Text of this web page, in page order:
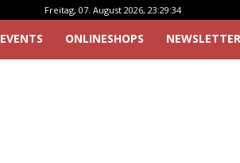
Freitag, 07. August 2026, 23:29:34
EVENTS ONLINESHOPS NEWSLETTER